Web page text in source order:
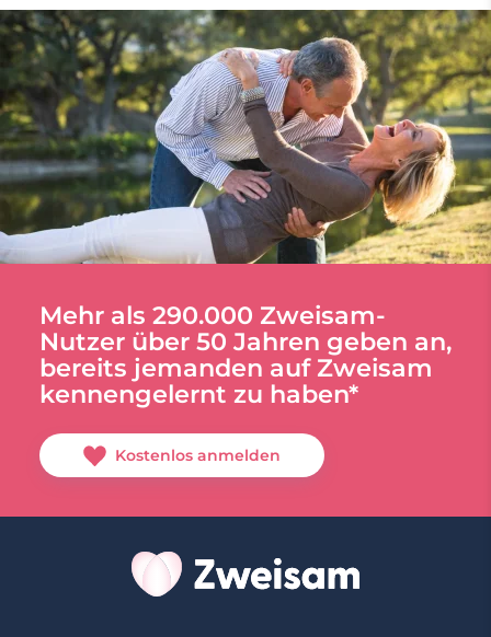
Mehr als 290.000 Zweisam-
Nutzer über 50 Jahren geben an,
bereits jemanden auf Zweisam
kennengelernt zu haben*
Kostenlos anmelden